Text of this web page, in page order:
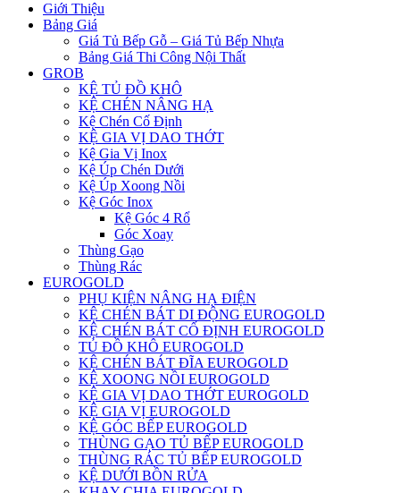
Giới Thiệu
Bảng Giá
Giá Tủ Bếp Gỗ – Giá Tủ Bếp Nhựa
Bảng Giá Thi Công Nội Thất
GROB
KỆ TỦ ĐỒ KHÔ
KỆ CHÉN NÂNG HẠ
Kệ Chén Cố Định
KỆ GIA VỊ DAO THỚT
Kệ Gia Vị Inox
Kệ Úp Chén Dưới
Kệ Úp Xoong Nồi
Kệ Góc Inox
Kệ Góc 4 Rổ
Góc Xoay
Thùng Gạo
Thùng Rác
EUROGOLD
PHỤ KIỆN NÂNG HẠ ĐIỆN
KỆ CHÉN BÁT DI ĐỘNG EUROGOLD
KỆ CHÉN BÁT CỐ ĐỊNH EUROGOLD
TỦ ĐỒ KHÔ EUROGOLD
KỆ CHÉN BÁT ĐĨA EUROGOLD
KỆ XOONG NỒI EUROGOLD
KỆ GIA VỊ DAO THỚT EUROGOLD
KỆ GIA VỊ EUROGOLD
KỆ GÓC BẾP EUROGOLD
THÙNG GẠO TỦ BẾP EUROGOLD
THÙNG RÁC TỦ BẾP EUROGOLD
KỆ DƯỚI BỒN RỬA